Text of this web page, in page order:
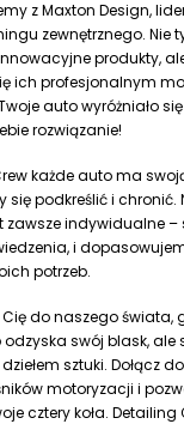
z Maxton Design,
zewnętrznego. Nie
produkty,
ich profesjonalnym
auto wyróżniało
rozwiązanie!
każde auto ma
się podkreślić i chronić.
zawsze indywidualne –
i
potrzeb.
do naszego świata,
swój blask, ale
sztuki. Dołącz
motoryzacji i
cztery koła. Detailing